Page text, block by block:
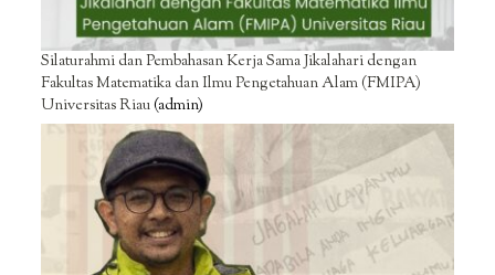
Silaturahmi dan Pembahasan Kerja Sama Jikalahari dengan
Fakultas Matematika dan Ilmu Pengetahuan Alam (FMIPA)
Universitas Riau(admin)